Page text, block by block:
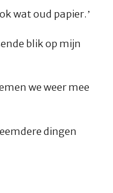
wat oud papier.’
blik op mijn
we weer mee
dingen